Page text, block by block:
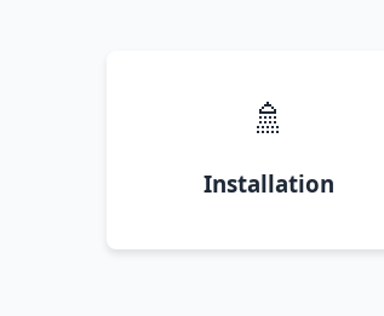
🚿
Installation